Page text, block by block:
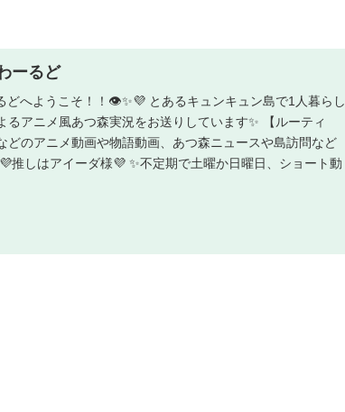
ーるど
どへようこそ！！👁✨💜 とあるキュンキュン島で1人暮らし
るアニメ風あつ森実況をお送りしています✨ 【ルーティ
どのアニメ動画や物語動画、あつ森ニュースや島訪問など
推しはアイーダ様💜 ✨不定期で土曜か日曜日、ショート動